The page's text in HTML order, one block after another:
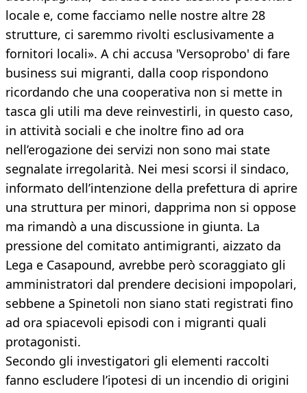
locale e, come facciamo nelle nostre altre 28
strutture, ci saremmo rivolti esclusivamente a
fornitori locali». A chi accusa 'Versoprobo' di fare
business sui migranti, dalla coop rispondono
ricordando che una cooperativa non si mette in
tasca gli utili ma deve reinvestirli, in questo caso,
in attività sociali e che inoltre fino ad ora
nell’erogazione dei servizi non sono mai state
segnalate irregolarità. Nei mesi scorsi il sindaco,
informato dell’intenzione della prefettura di aprire
una struttura per minori, dapprima non si oppose
ma rimandò a una discussione in giunta. La
pressione del comitato antimigranti, aizzato da
Lega e Casapound, avrebbe però scoraggiato gli
amministratori dal prendere decisioni impopolari,
sebbene a Spinetoli non siano stati registrati fino
ad ora spiacevoli episodi con i migranti quali
protagonisti.
Secondo gli investigatori gli elementi raccolti
fanno escludere l’ipotesi di un incendio di origini